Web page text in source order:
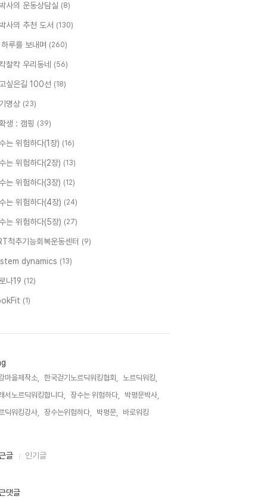
사의 운동상담실 (8)
사의 추천 도서 (130)
루를 보내며 (260)
찰칵 우리동네 (56)
싶은길 100선 (18)
명상 (23)
생 : 캠핑 (39)
는 위험하다(1장) (16)
는 위험하다(2장) (13)
는 위험하다(3장) (12)
는 위험하다(4장) (24)
는 위험하다(5장) (27)
척추기능회복운동센터 (9)
dynamics (13)
나19 (12)
(1)
마을제작소, 한국걷기노르딕워킹협회,
노르딕워킹,
서노르딕워킹합니다,
장수는 위험하다,
박평문박사,
딕워킹강사,
장수는위험하다, 박평문, 바로워킹,
글 인기글
댓글